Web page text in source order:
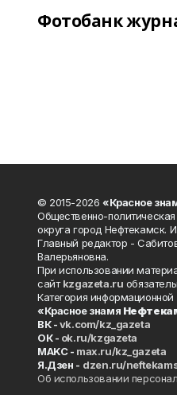
Фотобанк
© 2015-2026 «Красное
Общественно-политическая
округа город Нефтекамск.
Главный редактор -
Валерьяновна.
При использовании
сайтkzgazeta.ru
Категория информационной
«Красное знамя
ВК -vk.com/kz_gazeta
ОК - ok.ru/kzgazeta
MAKC - max.ru/kz_gazeta
Я.Дзен - dzen.ru/
Об использовании